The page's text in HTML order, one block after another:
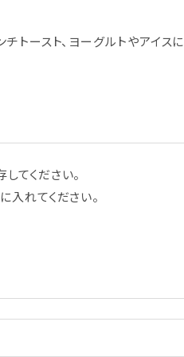
トースト、ヨーグルトやアイス
てください。
入れてください。